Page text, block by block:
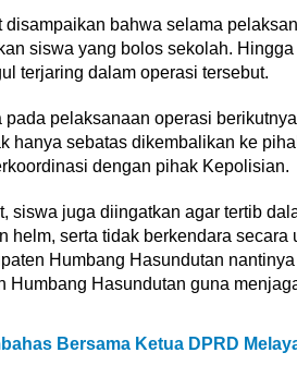
disampaikan bahwa selama
siswa yang bolos sekolah.
terjaring dalam operasi tersebut.
pelaksanaan operasi
hanya sebatas dikembalikan ke
dengan pihak Kepolisian.
siswa juga diingatkan agar tertib
helm, serta tidak berkendara
Humbang Hasundutan
Humbang Hasundutan guna
Bersama Ketua DPRD